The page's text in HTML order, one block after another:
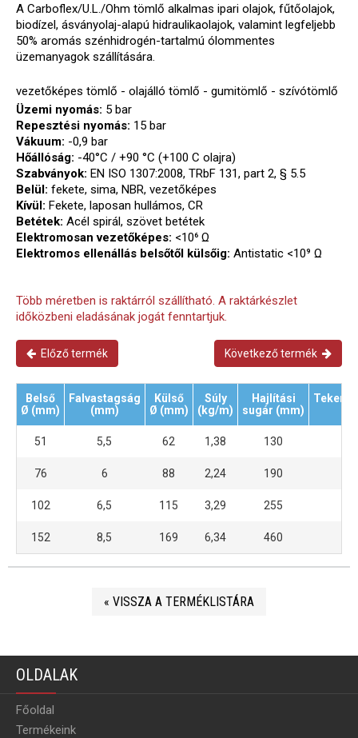
A Carboflex/U.L./Ohm tömlő alkalmas ipari olajok, fűtőolajok,
biodízel, ásványolaj-alapú hidraulikaolajok, valamint legfeljebb
50% aromás szénhidrogén-tartalmú ólommentes
üzemanyagok szállítására.
vezetőképes tömlő - olajálló tömlő - gumitömlő - szívótömlő
Üzemi nyomás: 5 bar
Repesztési nyomás: 15 bar
Vákuum: -0,9 bar
Hőállóság: -40°C / +90 °C (+100 C olajra)
Szabványok: EN ISO 1307:2008, TRbF 131, part 2, § 5.5
Belül: fekete, sima, NBR, vezetőképes
Kívül: Fekete, laposan hullámos, CR
Betétek: Acél spirál, szövet betétek
Elektromosan vezetőképes: <10⁶ Ω
Elektromos ellenállás belsőtől külsőig: Antistatic <10⁹ Ω
Több méretben is raktárról szállítható. A raktárkészlet
időközbeni eladásának jogát fenntartjuk.
Előző termék Következő termék
Belső
Ø (mm)
Falvastagság
(mm)
Külső
Ø (mm)
Súly
(kg/m)
Hajlítási
sugár (mm)
51 5,5 62 1,38 130
76 6 88 2,24 190
102 6,5 115 3,29 255
152 8,5 169 6,34 460
« VISSZA A TERMÉKLISTÁRA
OLDALAK
Főoldal
Termékeink